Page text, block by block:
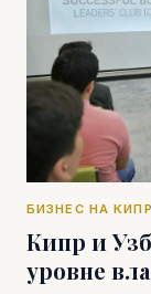
БИЗНЕС НА
Кипр и
уровне